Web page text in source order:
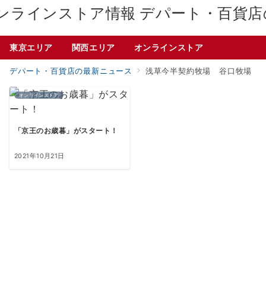
デパート・百貨
東京エリア 関西エリア オンラインストア
デパート・百貨店の最新ニュース 浅草今半契約牧場 谷口牧場
オンラインストア
「京王のお歳暮」がスタート！
2021年10月21日